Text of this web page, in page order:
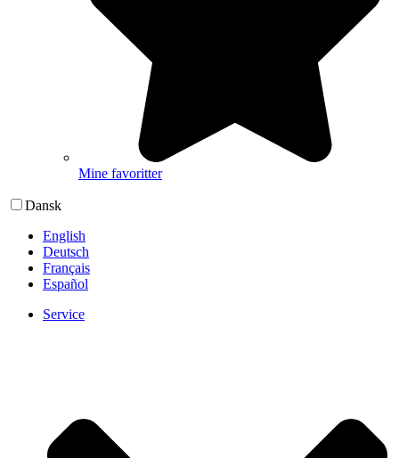
Mine favoritter
Dansk
English
Deutsch
Français
Español
Service